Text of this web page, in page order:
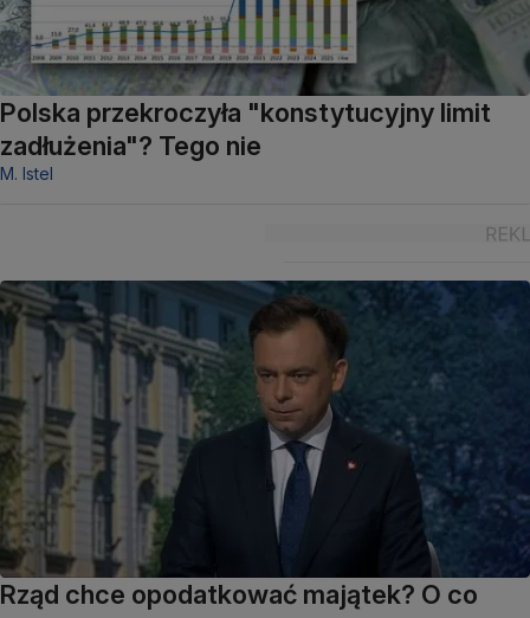
Polska przekroczyła "konstytucyjny limit
zadłużenia"? Tego nie
M. Istel
Rząd chce opodatkować majątek? O co